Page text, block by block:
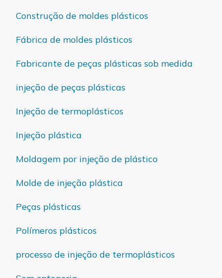
Construção de moldes plásticos
Fábrica de moldes plásticos
Fabricante de peças plásticas sob medida
injeção de peças plásticas
Injeção de termoplásticos
Injeção plástica
Moldagem por injeção de plástico
Molde de injeção plástica
Peças plásticas
Polímeros plásticos
processo de injeção de termoplásticos